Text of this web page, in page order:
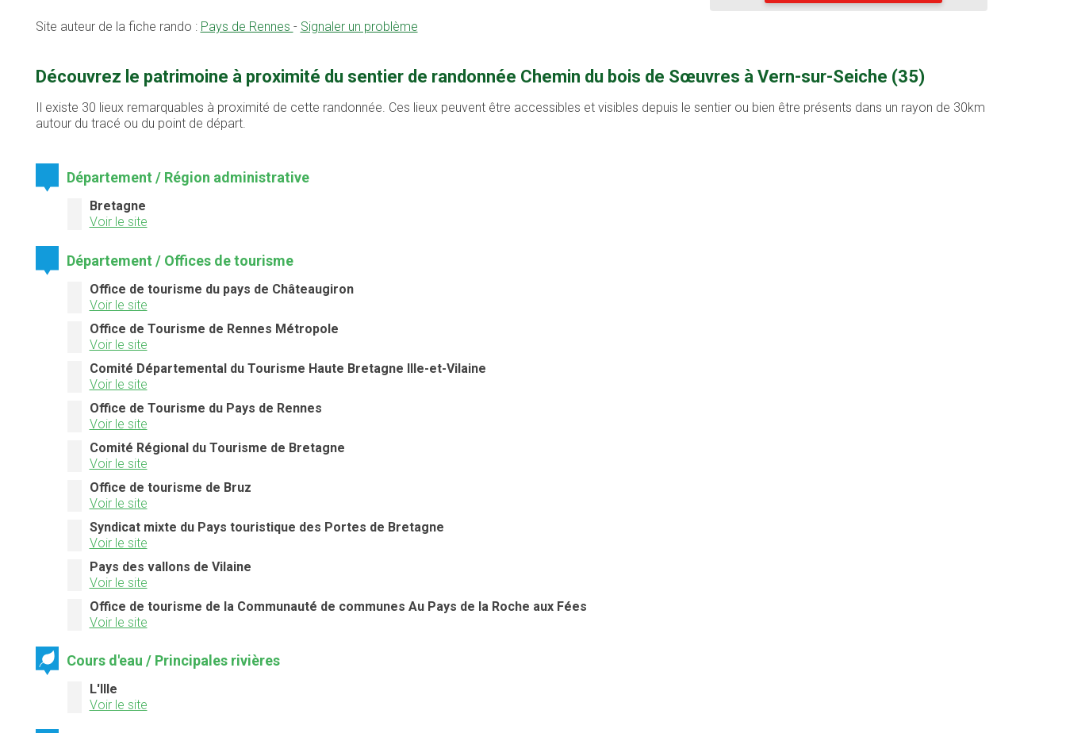
Site auteur de la fiche rando : Pays de Rennes - Signaler un problème
Découvrez le patrimoine à proximité du sentier de randonnée Chemin du bois de Sœuvres à Vern-sur-Seiche (35)
Il existe 30 lieux remarquables à proximité de cette randonnée. Ces lieux peuvent être accessibles et visibles depuis le sentier ou bien être présents dans un rayon de 30km
autour du tracé ou du point de départ.
Département / Région administrative
Bretagne
Voir le site
Département / Offices de tourisme
Office de tourisme du pays de Châteaugiron
Voir le site
Office de Tourisme de Rennes Métropole
Voir le site
Comité Départemental du Tourisme Haute Bretagne Ille-et-Vilaine
Voir le site
Office de Tourisme du Pays de Rennes
Voir le site
Comité Régional du Tourisme de Bretagne
Voir le site
Office de tourisme de Bruz
Voir le site
Syndicat mixte du Pays touristique des Portes de Bretagne
Voir le site
Pays des vallons de Vilaine
Voir le site
Office de tourisme de la Communauté de communes Au Pays de la Roche aux Fées
Voir le site
Cours d'eau / Principales rivières
L'Ille
Voir le site